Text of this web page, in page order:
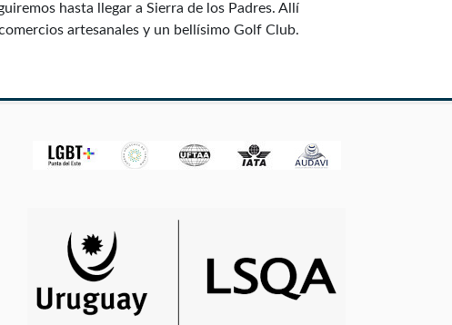
hasta llegar a Sierra de los Padres. Allí
artesanales y un bellísimo Golf Club.